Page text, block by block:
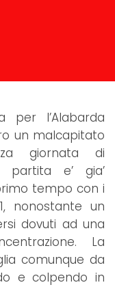
per l’Alabarda
un malcapitato
giornata di
e’ gia’
tempo con i
nonostante un
dovuti ad una
La
comunque da
e colpendo in